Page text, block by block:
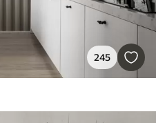
245